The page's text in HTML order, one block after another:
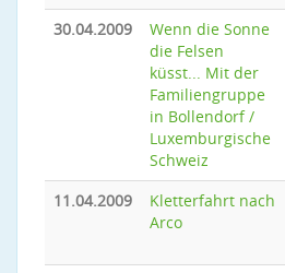
30.04.2009
Wenn die Sonne
die Felsen
küsst... Mit der
Familiengruppe
in Bollendorf /
Luxemburgische
Schweiz
11.04.2009
Kletterfahrt nach
Arco